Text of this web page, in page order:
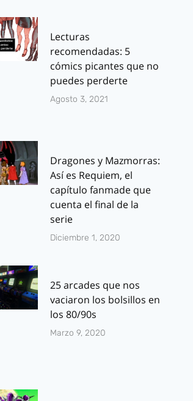
Lecturas
recomendadas: 5
cómics picantes que no
puedes perderte
Agosto 3, 2021
Dragones y Mazmorras:
Así es Requiem, el
capítulo fanmade que
cuenta el final de la
serie
Diciembre 1, 2020
25 arcades que nos
vaciaron los bolsillos en
los 80/90s
Marzo 9, 2020